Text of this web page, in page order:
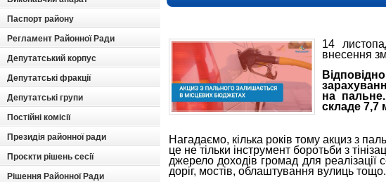
Паспорт району
Регламент Районної Ради
Депутатський корпус
Депутатські фракції
Депутатські групи
Постійні комісії
Президія районної ради
Проєкти рішень сесії
Рішення Районної Ради
14
внесення
на
складе 7,7
Нагадаємо, кілька років тому акциз з
це не тільки інструмент боротьби з
джерело доходів громад для реалізації
доріг, мостів, облаштування вулиць тощо.